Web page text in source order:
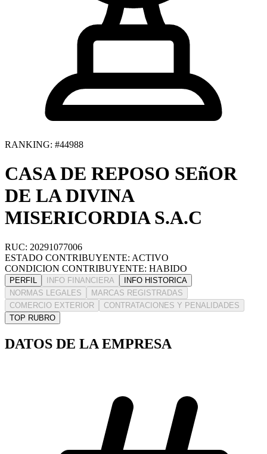
RANKING: #44988
CASA DE REPOSO SEñOR
DE LA DIVINA
MISERICORDIA S.A.C
RUC: 20291077006
ESTADO CONTRIBUYENTE: ACTIVO
CONDICION CONTRIBUYENTE: HABIDO
PERFIL INFO FINANCIERA
INFO HISTORICA
NORMAS LEGALES
MARCAS REGISTRADAS
COMERCIO EXTERIOR
CONTRATACIONES Y PENALIDADES
TOP RUBRO
DATOS DE LA EMPRESA